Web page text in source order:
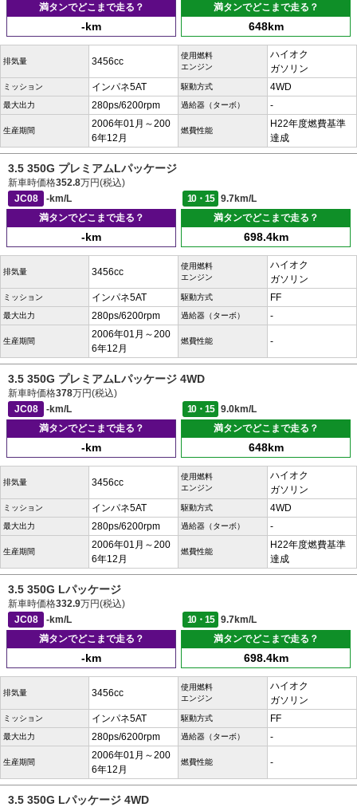
満タンでどこまで走る？
-km
満タンでどこまで走る？
648km
排気量 3456cc
使用燃料
エンジン
ハイオク
ガソリン
ミッション インパネ5AT 駆動方式 4WD
最大出力 280ps/6200rpm 過給器（ターボ） -
生産期間
2006年01月～200
6年12月
燃費性能
H22年度燃費基準
達成
3.5 350G プレミアムLパッケージ
新車時価格352.8万円(税込)
JC08
-km/L 10・15
9.7km/L
満タンでどこまで走る？
-km
満タンでどこまで走る？
698.4km
排気量 3456cc
使用燃料
エンジン
ハイオク
ガソリン
ミッション インパネ5AT 駆動方式 FF
最大出力 280ps/6200rpm 過給器（ターボ） -
生産期間
2006年01月～200
6年12月
燃費性能 -
3.5 350G プレミアムLパッケージ 4WD
新車時価格378万円(税込)
JC08
-km/L 10・15
9.0km/L
満タンでどこまで走る？
-km
満タンでどこまで走る？
648km
排気量 3456cc
使用燃料
エンジン
ハイオク
ガソリン
ミッション インパネ5AT 駆動方式 4WD
最大出力 280ps/6200rpm 過給器（ターボ） -
生産期間
2006年01月～200
6年12月
燃費性能
H22年度燃費基準
達成
3.5 350G Lパッケージ
新車時価格332.9万円(税込)
JC08
-km/L 10・15
9.7km/L
満タンでどこまで走る？
-km
満タンでどこまで走る？
698.4km
排気量 3456cc
使用燃料
エンジン
ハイオク
ガソリン
ミッション インパネ5AT 駆動方式 FF
最大出力 280ps/6200rpm 過給器（ターボ） -
生産期間
2006年01月～200
6年12月
燃費性能 -
3.5 350G Lパッケージ 4WD